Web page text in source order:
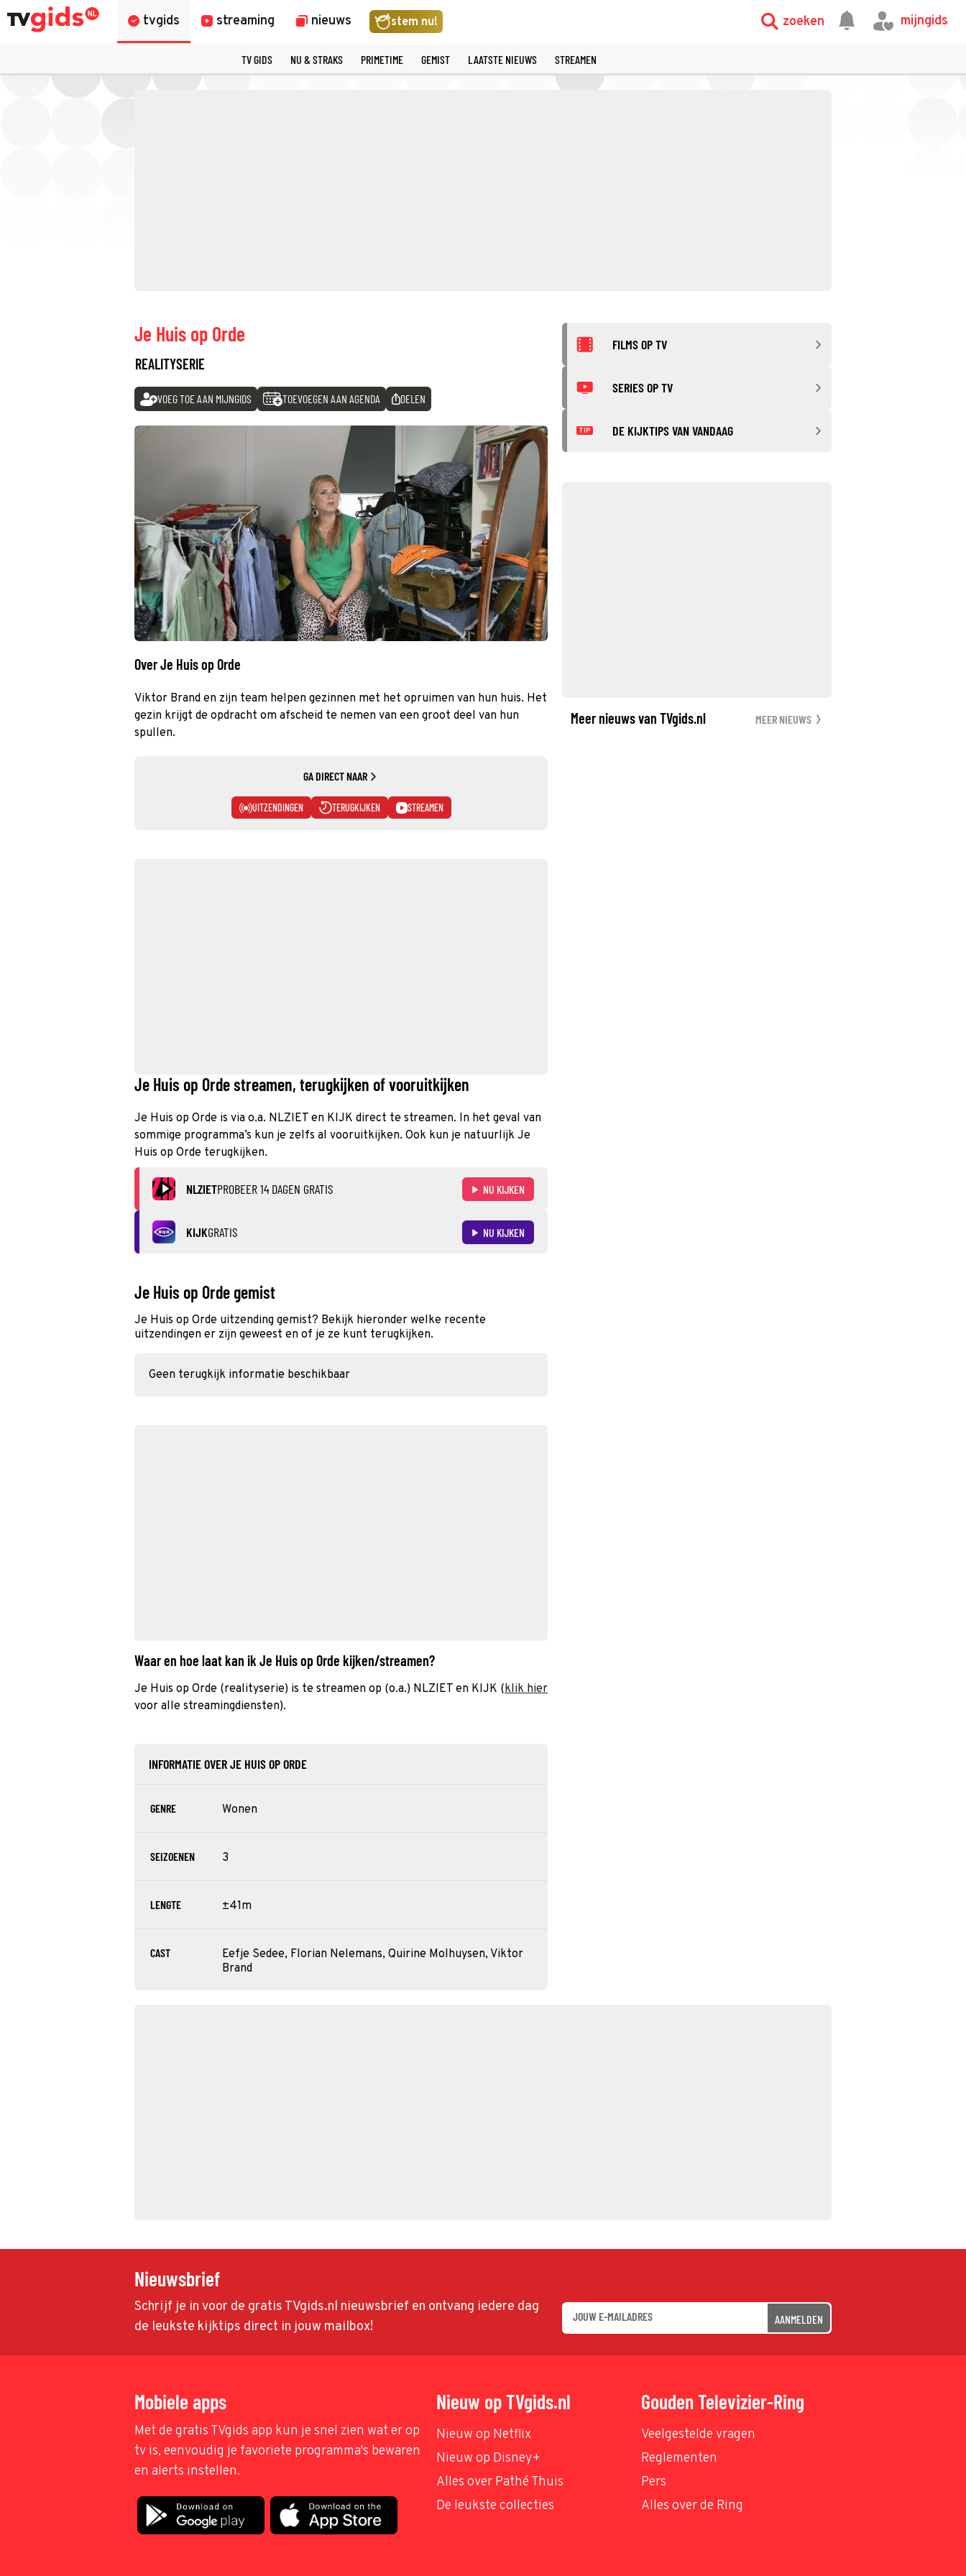
tvgids streaming nieuws stem nu! zoeken mijngids
TV GIDS NU & STRAKS PRIMETIME GEMIST LAATSTE NIEUWS STREAMEN
Je Huis op Orde
REALITYSERIE
VOEG TOE AAN MIJNGIDS TOEVOEGEN AAN AGENDA DELEN
Over Je Huis op Orde
Viktor Brand en zijn team helpen gezinnen met het opruimen van hun huis. Het
gezin krijgt de opdracht om afscheid te nemen van een groot deel van hun
spullen.
GA DIRECT NAAR
UITZENDINGEN TERUGKIJKEN STREAMEN
Je Huis op Orde streamen, terugkijken of vooruitkijken
Je Huis op Orde is via o.a. NLZIET en KIJK direct te streamen. In het geval van
sommige programma’s kun je zelfs al vooruitkijken. Ook kun je natuurlijk Je
Huis op Orde terugkijken.
NLZIETPROBEER 14 DAGEN GRATIS NU KIJKEN
KIJKGRATIS NU KIJKEN
Je Huis op Orde gemist
Je Huis op Orde uitzending gemist? Bekijk hieronder welke recente
uitzendingen er zijn geweest en of je ze kunt terugkijken.
Geen terugkijk informatie beschikbaar
Waar en hoe laat kan ik Je Huis op Orde kijken/streamen?
Je Huis op Orde (realityserie) is te streamen op (o.a.) NLZIET en KIJK (klik hier
voor alle streamingdiensten).
INFORMATIE OVER JE HUIS OP ORDE
GENRE Wonen
SEIZOENEN 3
LENGTE ±41m
CAST
Eefje Sedee, Florian Nelemans, Quirine Molhuysen, Viktor
Brand
FILMS OP TV
SERIES OP TV
TIP DE KIJKTIPS VAN VANDAAG
Meer nieuws van TVgids.nl MEER NIEUWS
Nieuwsbrief
Schrijf je in voor de gratis TVgids.nl nieuwsbrief en ontvang iedere dag
de leukste kijktips direct in jouw mailbox!
AANMELDEN
Mobiele apps
Met de gratis TVgids app kun je snel zien wat er op
tv is, eenvoudig je favoriete programma's bewaren
en alerts instellen.
Nieuw op TVgids.nl
Nieuw op Netflix
Nieuw op Disney+
Alles over Pathé Thuis
De leukste collecties
Gouden Televizier-Ring
Veelgestelde vragen
Reglementen
Pers
Alles over de Ring